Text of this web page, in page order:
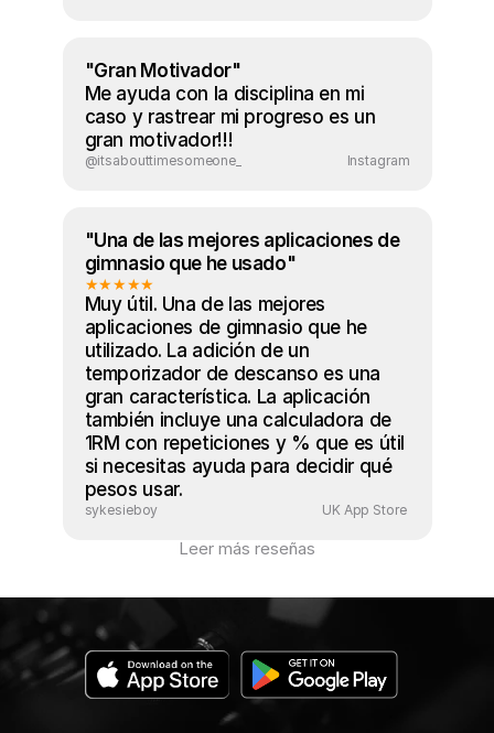
"Gran Motivador"
Me ayuda con la disciplina en mi
caso y rastrear mi progreso es un
gran motivador!!!
@itsabouttimesomeone_ Instagram
"Una de las mejores aplicaciones de
gimnasio que he usado"
★★★★★
Muy útil. Una de las mejores
aplicaciones de gimnasio que he
utilizado. La adición de un
temporizador de descanso es una
gran característica. La aplicación
también incluye una calculadora de
1RM con repeticiones y % que es útil
si necesitas ayuda para decidir qué
pesos usar.
sykesieboy UK App Store
Leer más reseñas